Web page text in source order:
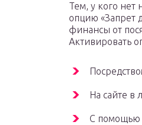
Тем, у кого нет
опцию «Запрет
финансы от
Активировать
На сайте в
С помощью